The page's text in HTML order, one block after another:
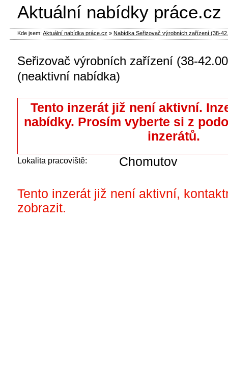
Seřizovač výrobních zařízení (38-
(neaktivní nabídka)
Tento inzerát již není aktivní.
nabídky. Prosím vyberte si z
inzerátů.
Lokalita pracoviště: Chomutov
Tento inzerát již není aktivní,
zobrazit.
Aktuální nabídky práce.cz
Kde jsem: Aktuální nabídka práce.cz » Nabídka Seřizovač výrobních zařízení (38-